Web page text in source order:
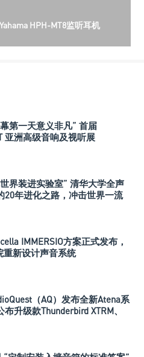
HPH-MT8监听耳机
第一天意义非凡” 首届
亚洲高级音响及视听展
界装进实验室” 清华大学全声
20年进化之路，冲击世界一流
IMMERSIO方案正式发布，
重新设计声音系统
（AQ）发布全新Atena系
升级款Thunderbird XTRM、